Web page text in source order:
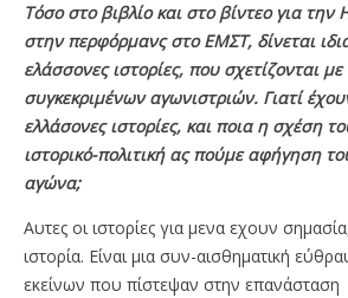
Τόσο στο βιβλίο και στο βίντεο για την
στην περφόρμανς στο ΕΜΣΤ, δίνεται
ελάσσονες ιστορίες, που σχετίζονται
συγκεκριμένων αγωνιστριών. Γιατί
ελλάσονες ιστορίες, και ποια η σχέση
ιστορικό-πολιτική ας πούμε αφήγηση
αγώνα;
Αυτες οι ιστορίες για μενα εχουν
ιστορία. Είναι μια συν-αισθηματική
εκείνων που πίστεψαν στην